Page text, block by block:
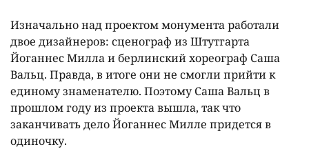
Изначально над проектом монумента работали
двое дизайнеров: сценограф из Штутгарта
Йоганнес Милла и берлинский хореограф Саша
Вальц. Правда, в итоге они не смогли прийти к
единому знаменателю. Поэтому Саша Вальц в
прошлом году из проекта вышла, так что
заканчивать дело Йоганнес Милле придется в
одиночку.